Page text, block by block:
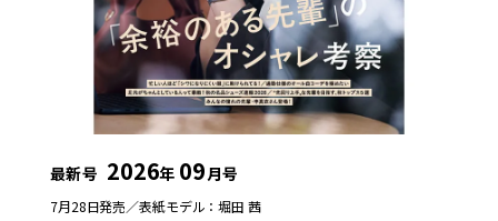
最新号 2026年 09月号
7月28日発売／表紙モデル：堀田 茜